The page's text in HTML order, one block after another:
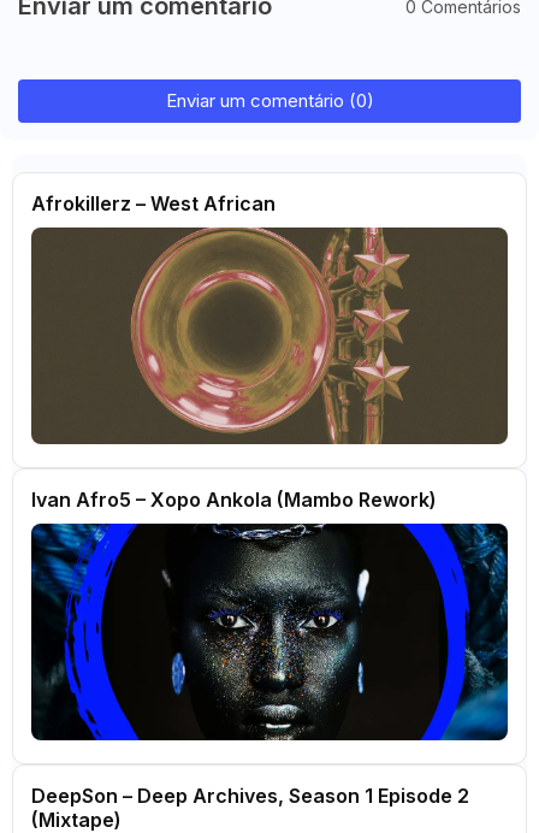
Enviar um comentário 0 Comentários
Enviar um comentário (0)
Afrokillerz – West African
Ivan Afro5 – Xopo Ankola (Mambo Rework)
DeepSon – Deep Archives, Season 1 Episode 2
(Mixtape)